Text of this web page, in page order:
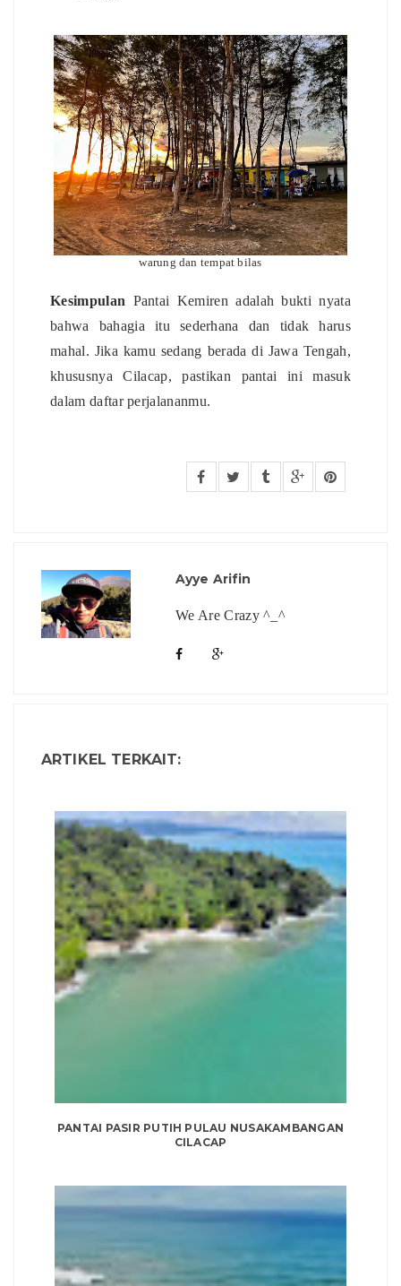
warung dan tempat bilas
Kesimpulan Pantai Kemiren adalah bukti nyata
bahwa bahagia itu sederhana dan tidak harus
mahal. Jika kamu sedang berada di Jawa Tengah,
khususnya Cilacap, pastikan pantai ini masuk
dalam daftar perjalananmu.
Ayye Arifin
We Are Crazy ^_^
ARTIKEL TERKAIT:
PANTAI PASIR PUTIH PULAU NUSAKAMBANGAN
CILACAP